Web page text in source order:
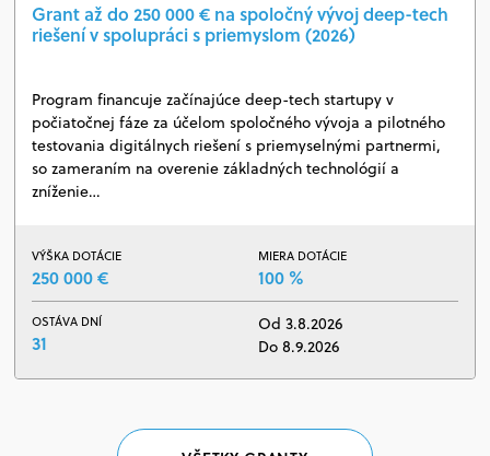
Grant až do 250 000 € na spoločný vývoj deep-tech
riešení v spolupráci s priemyslom (2026)
Program financuje začínajúce deep-tech startupy v
počiatočnej fáze za účelom spoločného vývoja a pilotného
testovania digitálnych riešení s priemyselnými partnermi,
so zameraním na overenie základných technológií a
zníženie…
VÝŠKA DOTÁCIE
250 000 €
MIERA DOTÁCIE
100 %
OSTÁVA DNÍ
31
Od 3.8.2026
Do 8.9.2026